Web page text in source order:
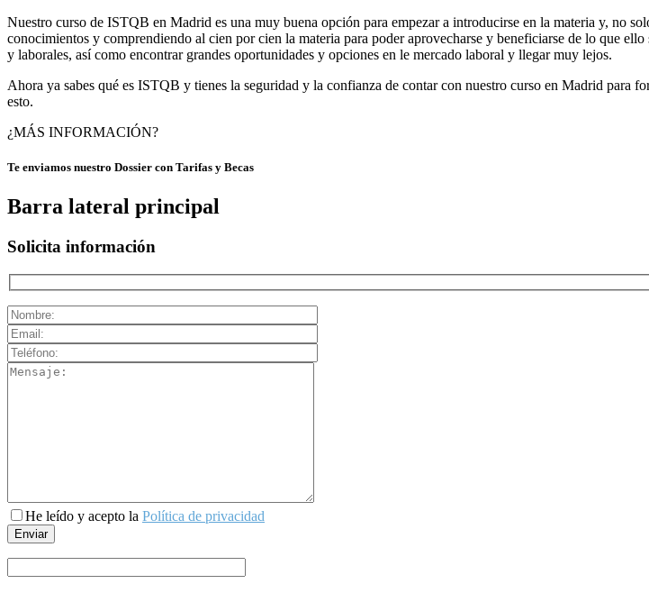
Nuestro curso de ISTQB en Madrid es una muy buena opción para empezar a introducirse en la materia y, no
conocimientos y comprendiendo al cien por cien la materia para poder aprovecharse y beneficiarse de lo que
y laborales, así como encontrar grandes oportunidades y opciones en le mercado laboral y llegar muy lejos.
Ahora ya sabes qué es ISTQB y tienes la seguridad y la confianza de contar con nuestro curso en Madrid para
esto.
¿MÁS INFORMACIÓN?
Te enviamos nuestro Dossier con Tarifas y Becas
Barra lateral principal
Solicita información
He leído y acepto la Política de privacidad